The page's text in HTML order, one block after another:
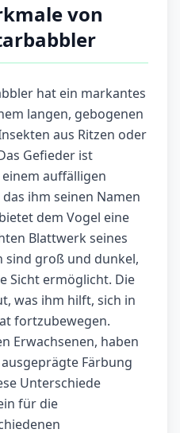
von
hat ein markantes
langen, gebogenen
aus Ritzen oder
Gefieder ist
auffälligen
ihm seinen Namen
dem Vogel eine
Blattwerk seines
sind groß und dunkel,
Sicht ermöglicht. Die
was ihm hilft, sich in
fortzubewegen.
Erwachsenen, haben
Färbung
Unterschiede
für die